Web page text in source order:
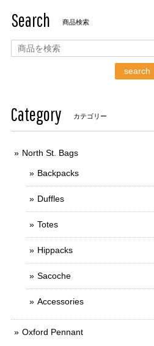
Search 商品検索
search
Category カテゴリー
North St. Bags
Backpacks
Duffles
Totes
Hippacks
Sacoche
Accessories
Oxford Pennant